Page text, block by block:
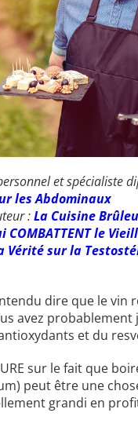
et spécialiste
les Abdominaux
:La Cuisine
COMBATTENT le
Vérité sur la
dire que le vin
avez
et du
sur le fait que
peut être une
grandi en